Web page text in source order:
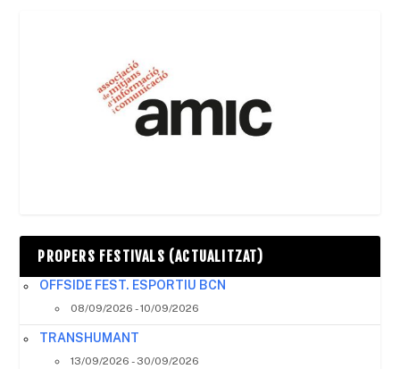
PROPERS FESTIVALS (ACTUALITZAT)
OFFSIDE FEST. ESPORTIU BCN
08/09/2026 - 10/09/2026
TRANSHUMANT
13/09/2026 - 30/09/2026